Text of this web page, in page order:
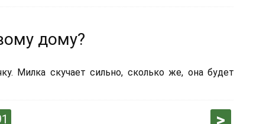
дому?
Милка скучает сильно, сколько же, она будет
сле